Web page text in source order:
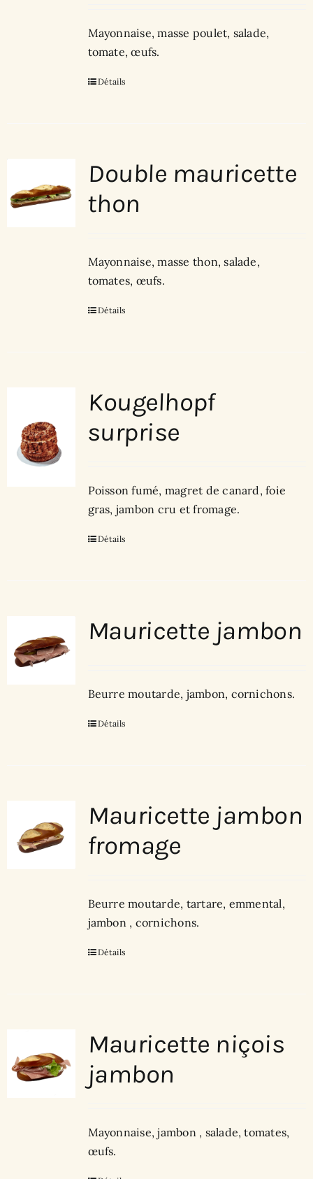
Mayonnaise, masse poulet, salade,
tomate, œufs.
Détails
Double mauricette
thon
Mayonnaise, masse thon, salade,
tomates, œufs.
Détails
Kougelhopf
surprise
Poisson fumé, magret de canard, foie
gras, jambon cru et fromage.
Détails
Mauricette jambon
Beurre moutarde, jambon, cornichons.
Détails
Mauricette jambon
fromage
Beurre moutarde, tartare, emmental,
jambon , cornichons.
Détails
Mauricette niçois
jambon
Mayonnaise, jambon , salade, tomates,
œufs.